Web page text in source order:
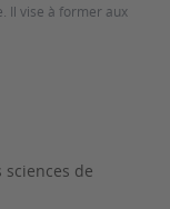
Il vise à former aux
de